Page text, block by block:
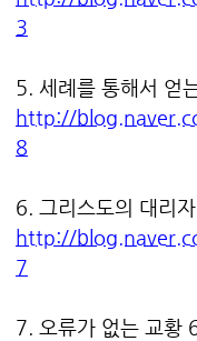
3
5. 세례를 통해서 얻
http://
8
6. 그리스도의 대리
http://
7
7. 오류가 없는 교황